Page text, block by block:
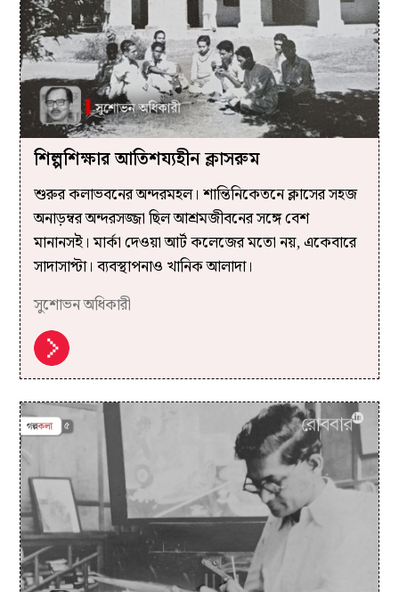
শিল্পশিক্ষার আতিশয্যহীন ক্লাসরুম
শুরুর কলাভবনের অন্দরমহল। শান্তিনিকেতনে ক্লাসের সহজ
অনাড়ম্বর অন্দরসজ্জা ছিল আশ্রমজীবনের সঙ্গে বেশ
মানানসই। মার্কা দেওয়া আর্ট কলেজের মতো নয়, একেবারে
সাদাসাপ্টা। ব্যবস্থাপনাও খানিক আলাদা।
সুশোভন অধিকারী